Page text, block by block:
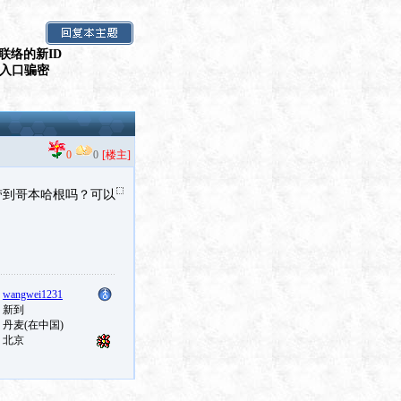
络的新ID
口骗密
0 0 [楼主]
哥本哈根吗？可以